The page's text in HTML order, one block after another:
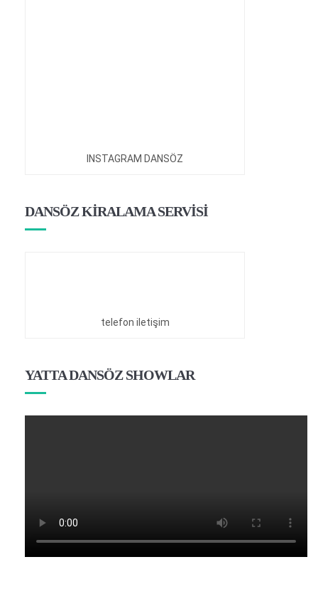
INSTAGRAM DANSÖZ
DANSÖZ KİRALAMA SERVİSİ
telefon iletişim
YATTA DANSÖZ SHOWLAR